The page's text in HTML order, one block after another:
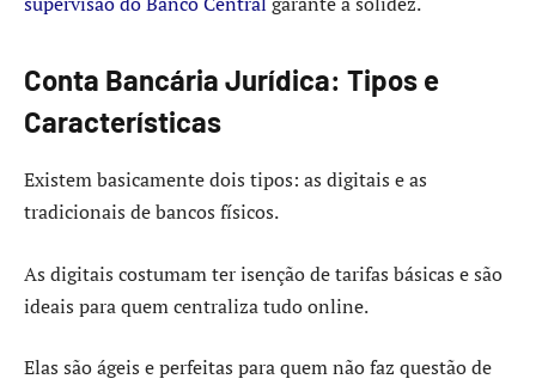
Conta Bancária Jurídica: Tipos e
Características
Existem basicamente dois tipos: as digitais e as
tradicionais de bancos físicos.
As digitais costumam ter isenção de tarifas básicas e são
ideais para quem centraliza tudo online.
Elas são ágeis e perfeitas para quem não faz questão de